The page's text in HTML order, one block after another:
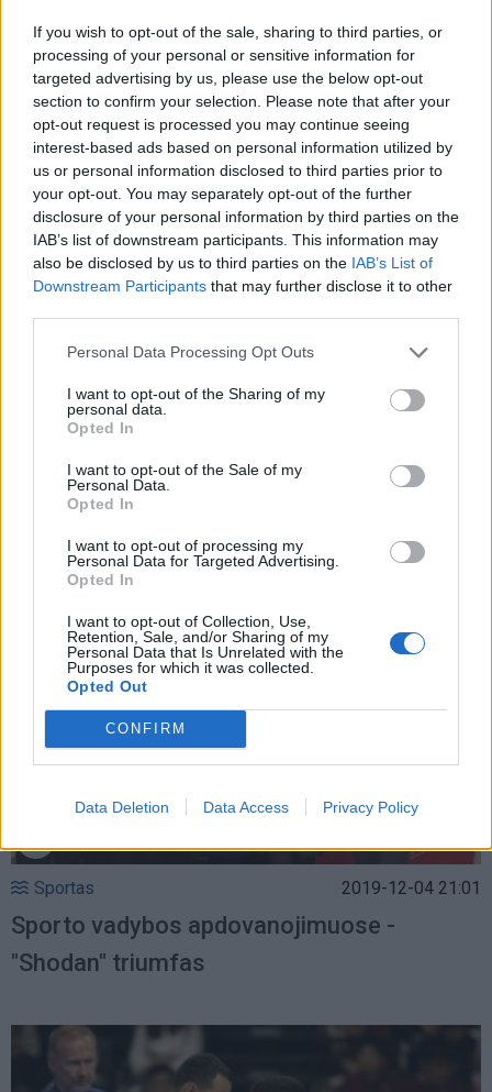
If you wish to opt-out of the sale, sharing to third parties, or
processing of your personal or sensitive information for
targeted advertising by us, please use the below opt-out
section to confirm your selection. Please note that after your
opt-out request is processed you may continue seeing
interest-based ads based on personal information utilized by
us or personal information disclosed to third parties prior to
your opt-out. You may separately opt-out of the further
disclosure of your personal information by third parties on the
IAB’s list of downstream participants. This information may
also be disclosed by us to third parties on the IAB’s List of
Downstream Participants that may further disclose it to other
Personal Data Processing Opt Outs
I want to opt-out of the Sharing of my
personal data.
Opted In
I want to opt-out of the Sale of my
Personal Data.
Opted In
I want to opt-out of processing my
Personal Data for Targeted Advertising.
Opted In
I want to opt-out of Collection, Use,
Retention, Sale, and/or Sharing of my
Personal Data that Is Unrelated with the
Purposes for which it was collected.
Opted Out
CONFIRM
Data Deletion Data Access Privacy Policy
Aktualijos 2020-03-15 12:01
Lukas Kubilius vaikystėje svajojo būti...
dainininku
Klaipėda
Lukas Kubi­lius vai­kys­tė­je sva­jo­jo būti... dai­
ni­nin­ku
Sportas 2019-12-04 21:01
Sporto vadybos apdovanojimuose -
"Shodan" triumfas